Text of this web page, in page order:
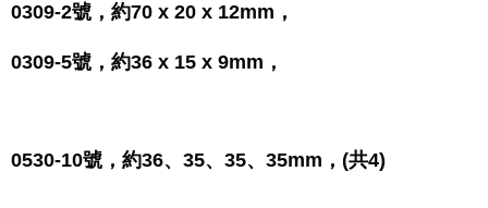
0309-2號，約70 x 20 x 12mm，
0309-5號，約36 x 15 x 9mm，
0530-10號，約36、35、35、35mm，(共4)